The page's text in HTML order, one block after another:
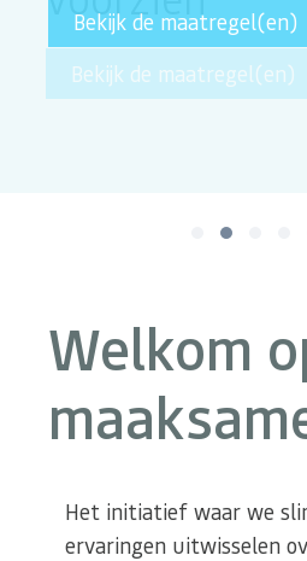
Bekijk de maatregel(en)
Bekijk de maatregel(en)
Welkom
Het initiatief waar we
ervaringen uitwisselen